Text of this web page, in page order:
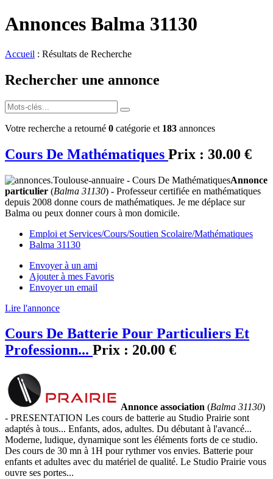
Annonces Balma 31130
Accueil : Résultats de Recherche
Rechercher une annonce
Votre recherche a retourné 0 catégorie et 183 annonces
Cours De Mathématiques Prix : 30.00 €
Annonce
particulier (Balma 31130) - Professeur certifiée en mathématiques
depuis 2008 donne cours de mathématiques. Je me déplace sur
Balma ou peux donner cours à mon domicile.
Emploi et Services/Cours/Soutien Scolaire/Mathématiques
Balma 31130
Envoyer à un ami
Ajouter à mes Favoris
Envoyer un email
Lire l'annonce
Cours De Batterie Pour Particuliers Et
Professionn... Prix : 20.00 €
Annonce association (Balma 31130)
- PRESENTATION Les cours de batterie au Studio Prairie sont
adaptés à tous... Enfants, ados, adultes. Du débutant à l'avancé...
Moderne, ludique, dynamique sont les éléments forts de ce studio.
Des cours de 30 mn à 1H pour rythmer vos envies. Batterie pour
enfants et adultes avec du matériel de qualité. Le Studio Prairie vous
ouvre ses portes...